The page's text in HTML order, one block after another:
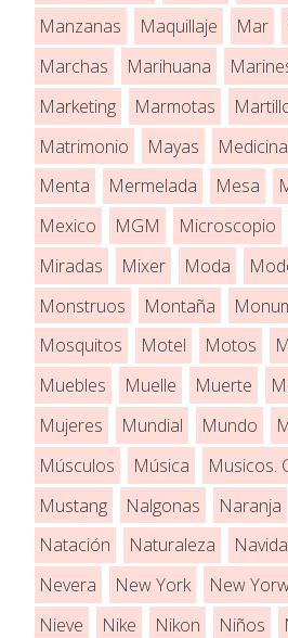
Manzanas
Maquillaje Mar
Marchas
Marihuana
Marketing
Marmotas
Matrimonio
Mayas Medicina
Menta
Mermelada Mesa
Mexico
MGM Microscopio
Miradas
Mixer Moda
Monstruos
Montaña
Mosquitos
Motel Motos
Muebles
Muelle Muerte
Mujeres
Mundial Mundo
Músculos
Música
Musicos.
Mustang
Nalgonas Naranja
Natación
Naturaleza
Nevera
New York New
Nieve
Nike Nikon Niños